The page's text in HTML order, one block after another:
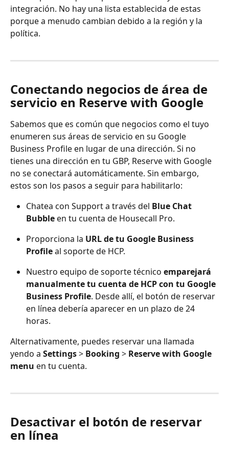
integración. No hay una lista establecida de estas
porque a menudo cambian debido a la región y la
política.
Conectando negocios de área de
servicio en Reserve with Google
Sabemos que es común que negocios como el tuyo
enumeren sus áreas de servicio en su Google
Business Profile en lugar de una dirección. Si no
tienes una dirección en tu GBP, Reserve with Google
no se conectará automáticamente. Sin embargo,
estos son los pasos a seguir para habilitarlo:
Chatea con Support a través del Blue Chat
Bubble en tu cuenta de Housecall Pro.
Proporciona la URL de tu Google Business
Profile al soporte de HCP.
Nuestro equipo de soporte técnico emparejará
manualmente tu cuenta de HCP con tu Google
Business Profile. Desde allí, el botón de reservar
en línea debería aparecer en un plazo de 24
horas.
Alternativamente, puedes reservar una llamada
yendo a Settings > Booking > Reserve with Google
menu en tu cuenta.
Desactivar el botón de reservar
en línea